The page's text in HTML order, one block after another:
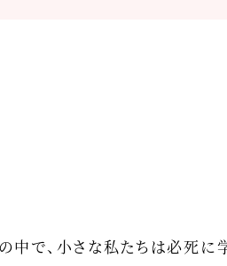
中で、小さな私たちは必死に